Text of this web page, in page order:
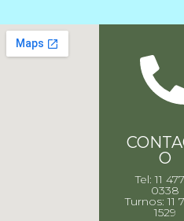
O
Tel: 11
0338
Turnos: 11
1529